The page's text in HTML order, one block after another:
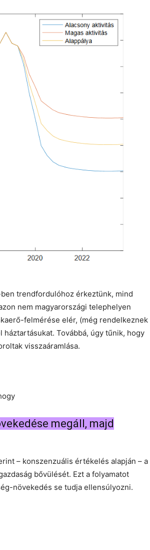
trendfordulóhoz érkeztünk, mind
nem magyarországi telephelyen
felmérése elér, (még rendelkeznek
Továbbá, úgy tűnik, hogy
visszaáramlása.
megáll, majd
– konszenzuális értékelés alapján – a
bővülését. Ezt a folyamatot
növekedés se tudja ellensúlyozni.